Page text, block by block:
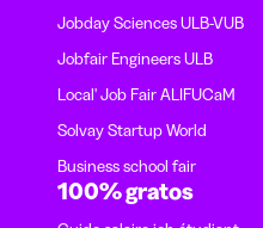
Jobday Sciences ULB-VUB
Jobfair Engineers ULB
Local' Job Fair ALIFUCaM
Solvay Startup World
Business school fair
100% gratos